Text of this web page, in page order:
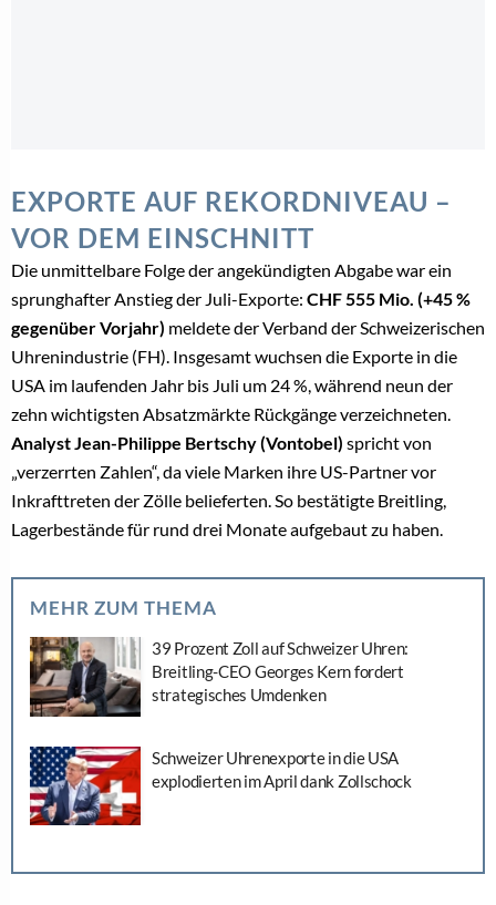
EXPORTE AUF REKORDNIVEAU –
VOR DEM EINSCHNITT
Die unmittelbare Folge der angekündigten Abgabe war ein
sprunghafter Anstieg der Juli-Exporte: CHF 555 Mio. (+45 %
gegenüber Vorjahr) meldete der Verband der Schweizerischen
Uhrenindustrie (FH). Insgesamt wuchsen die Exporte in die
USA im laufenden Jahr bis Juli um 24 %, während neun der
zehn wichtigsten Absatzmärkte Rückgänge verzeichneten.
Analyst Jean-Philippe Bertschy (Vontobel) spricht von
„verzerrten Zahlen“, da viele Marken ihre US-Partner vor
Inkrafttreten der Zölle belieferten. So bestätigte Breitling,
Lagerbestände für rund drei Monate aufgebaut zu haben.
MEHR ZUM THEMA
39 Prozent Zoll auf Schweizer Uhren:
Breitling-CEO Georges Kern fordert
strategisches Umdenken
Schweizer Uhrenexporte in die USA
explodierten im April dank Zollschock